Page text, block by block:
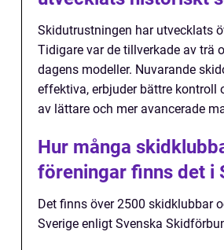
Skidutrustningen har utvecklats
Tidigare var de tillverkade av trä
dagens modeller. Nuvarande
effektiva, erbjuder bättre kontroll
av lättare och mer avancerade
Hur många
föreningar finns det i
Det finns över 2500 skidklubbar
Sverige enligt Svenska